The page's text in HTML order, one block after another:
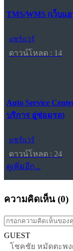
TMS/WMS (เว็บ
แชร์แวร์
ดาวน์โหลด : 14
Auto Service
บริการ อู่ซ่อมรถ)
แชร์แวร์
ดาวน์โหลด : 24
ดูเพิ่มอีก...
ความคิดเห็น (0)
GUEST
โชคชัย หมัดตะพ